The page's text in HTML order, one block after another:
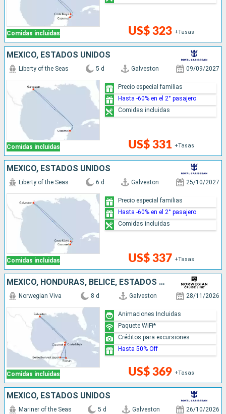
Comidas incluidas US$ 323 +Tasas
MÉXICO, ESTADOS UNIDOS
Comidas incluidas
Liberty of the Seas 5 d Galveston 09/09/2027
US$ 331 +Tasas
Precio especial familias
Hasta -60% en el 2° pasajero
Comidas incluidas
MÉXICO, ESTADOS UNIDOS
Comidas incluidas
Liberty of the Seas 6 d Galveston 25/10/2027
US$ 337 +Tasas
Precio especial familias
Hasta -60% en el 2° pasajero
Comidas incluidas
MÉXICO, HONDURAS, BELICE, ESTADOS UNIDOS
Comidas incluidas
Norwegian Viva 8 d Galveston 28/11/2026
US$ 369 +Tasas
Animaciones Incluidas
Paquete WiFi*
Créditos para excursiones
Hasta 50% Off
MÉXICO, ESTADOS UNIDOS
Mariner of the Seas 5 d Galveston 26/10/2026